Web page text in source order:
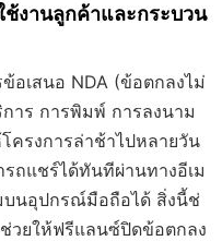
งานลูกค้าและกระบวน
อเสนอ NDA (ข้อตกลงไม่
าร การพิมพ์ การลงนาม
ครงการล่าช้าไปหลายวัน
ถแชร์ได้ทันทีผ่านทางอีเม
บนอุปกรณ์มือถือได้ สิ่งนี้ช่
ช่วยให้ฟรีแลนซ์ปิดข้อตกลง